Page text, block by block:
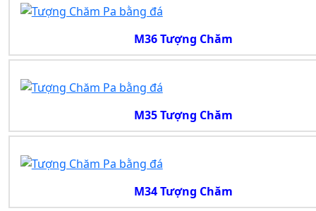
M36 Tượng Chăm
M35 Tượng Chăm
M34 Tượng Chăm